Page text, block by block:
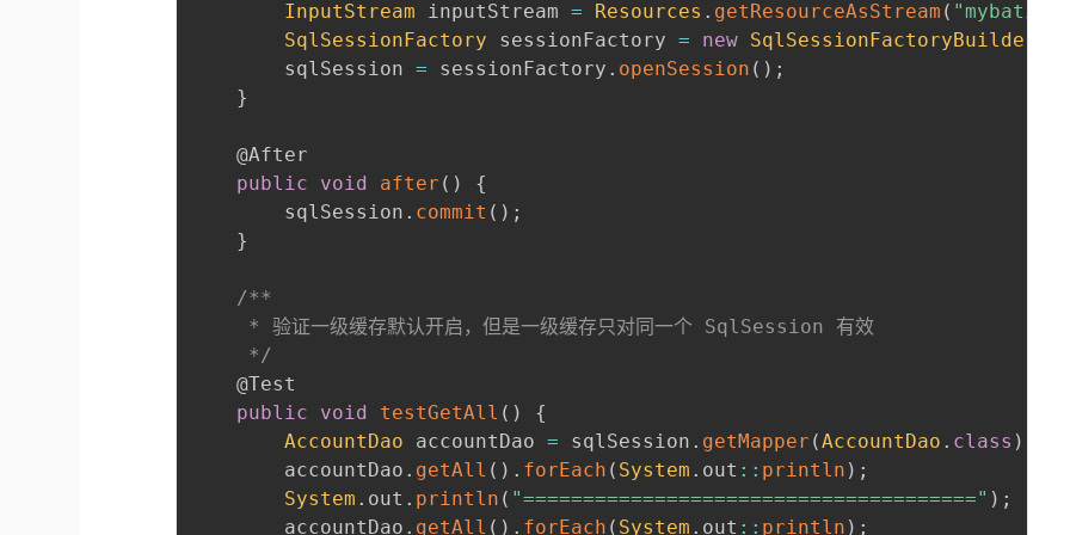
InputStream inputStream = Resources . getResourceAsStream ( "mybatis-
SqlSessionFactory sessionFactory = new SqlSessionFactoryBuilder
        sqlSession
= sessionFactory . openSession ( ) ;
}
@After
public
void after ( )
{
        sqlSession
. commit ( ) ;
}
/**
     * 验证一级缓存默认开启，但是一级缓存只对同一个 SqlSession 有效
     */
@Test
public
void testGetAll ( )
{
AccountDao accountDao = sqlSession . getMapper (AccountDao . class )
        accountDao
. getAll ( ) . forEach ( System . out :: println ) ;
System . out . println ( "======================================" ) ;
        accountDao
. getAll ( ) . forEach ( System . out :: println ) ;